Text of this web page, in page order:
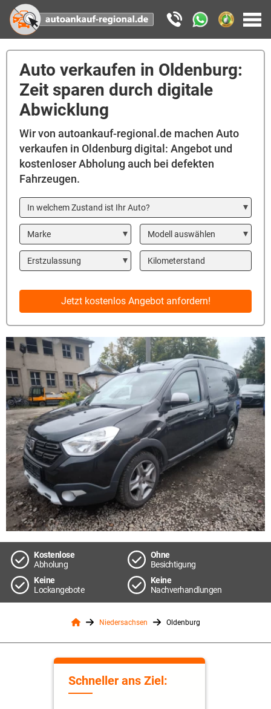
Auto verkaufen in Oldenburg:
Zeit sparen durch digitale
Abwicklung
Wir von autoankauf-regional.de machen Auto
verkaufen in Oldenburg digital: Angebot und
kostenloser Abholung auch bei defekten
Fahrzeugen.
In welchem Zustand ist Ihr Auto?
Marke Modell
Year Kilometerstand
Jetzt kostenlos Angebot anfordern!
Kostenlose
Abholung
Ohne
Besichtigung
Keine
Lockangebote
Keine
Nachverhandlungen
Niedersachsen Oldenburg
Schneller ans Ziel: